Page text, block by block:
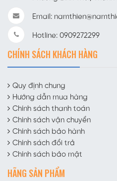
Email:
Hotline: 0909272299
CHÍNH SÁCH KHÁCH HÀNG
Quy định chung
Hướng dẫn mua hàng
Chính sách thanh toán
Chính sách vận chuyển
Chính sách bảo hành
Chính sách đổi trả
Chính sách bảo mật
HÃNG SẢN PHẨM